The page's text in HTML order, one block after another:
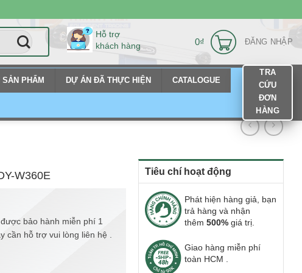
Hỗ trợ
khách hàng
0₫ ĐĂNG NHẬP
PHẨM DỰ ÁN ĐÃ THỰC HIỆN CATALOGUE
TRA
CỨU
ĐƠN
HÀNG
Tiêu chí hoạt động
Phát hiện hàng giả, bạn
trả hàng và nhận
thêm500% giá trị.
Giao hàng miễn phí
toàn HCM .
W360E
bảo hành miễn phí 1
cần hỗ trợ vui lòng liên hệ .